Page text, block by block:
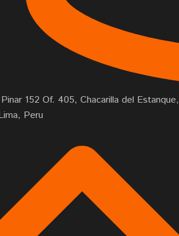
152 Of. 405, Chacarilla del Estanque,
Peru